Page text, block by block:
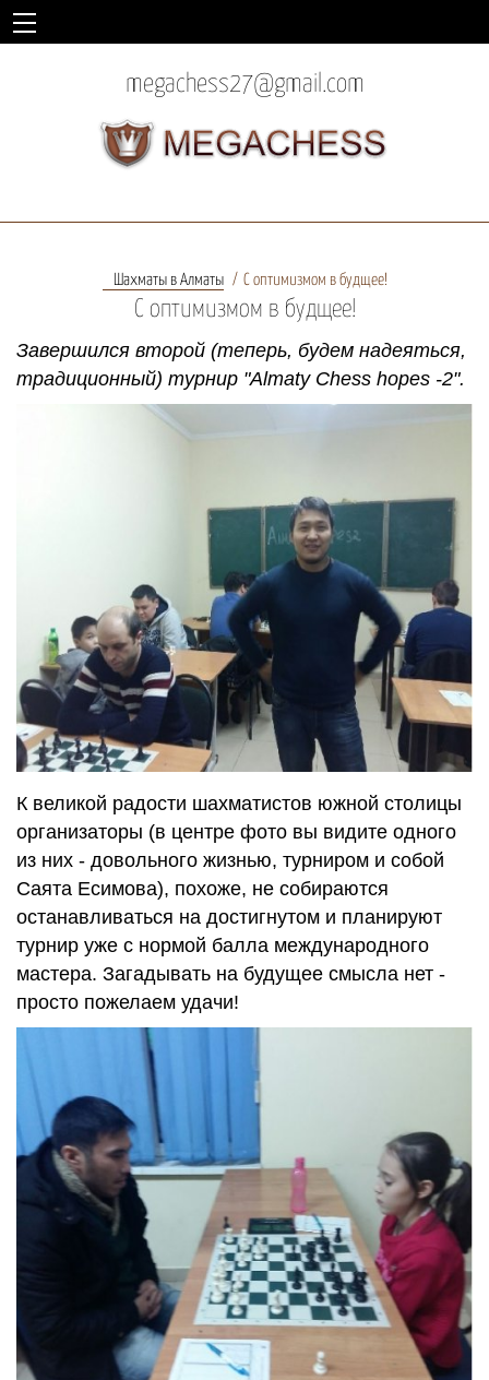
megachess27@gmail.com
Шахматы в Алматы С оптимизмом в будщее!
С оптимизмом в будщее!
Завершился второй (теперь, будем надеяться,
традиционный) турнир "Almaty Chess hopes -2".
К великой радости шахматистов южной столицы
организаторы (в центре фото вы видите одного
из них - довольного жизнью, турниром и собой
Саята Есимова), похоже, не собираются
останавливаться на достигнутом и планируют
турнир уже с нормой балла международного
мастера. Загадывать на будущее смысла нет -
просто пожелаем удачи!